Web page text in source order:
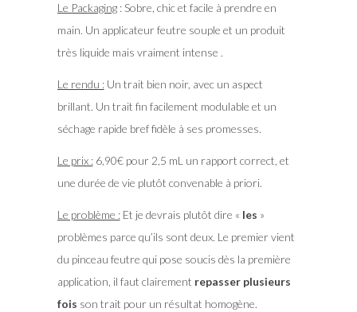
Le Packaging: Sobre, chic et facile à prendre en
main. Un applicateur feutre souple et un produit
très liquide mais vraiment intense .
Le rendu :Un trait bien noir, avec un aspect
brillant. Un trait fin facilement modulable et un
séchage rapide bref fidèle à ses promesses.
Le prix :6,90€ pour 2,5 mL un rapport correct, et
une durée de vie plutôt convenable à priori.
Le problème :Et je devrais plutôt dire « les »
problèmes parce qu’ils sont deux. Le premier vient
du pinceau feutre qui pose soucis dès la première
application, il faut clairement repasser plusieurs
fois son trait pour un résultat homogène.